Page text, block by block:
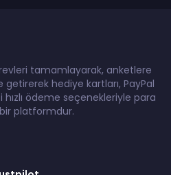
tamamlayarak, anketlere
hediye kartları, PayPal
ödeme seçenekleriyle para
platformdur.